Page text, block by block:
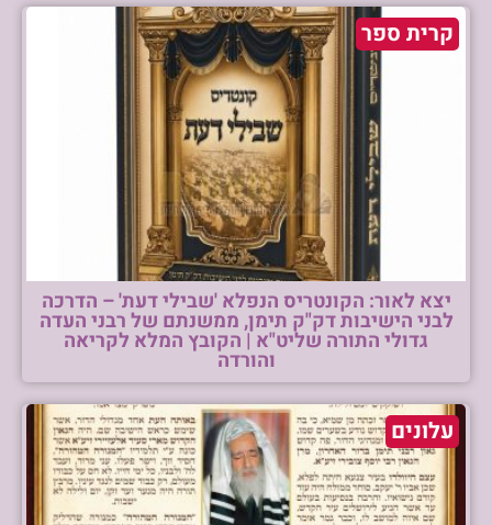
קרית ספר
יצא לאור: הקונטריס הנפלא 'שבילי דעת' – הדרכה
לבני הישיבות דק"ק תימן, ממשנתם של רבני העדה
גדולי התורה שליט"א | הקובץ המלא לקריאה
והורדה
עלונים